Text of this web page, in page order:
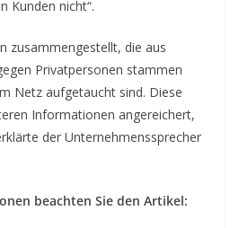
Kunden nicht“.
zusammengestellt, die aus
Privatpersonen stammen
Netz aufgetaucht sind. Diese
Informationen angereichert,
der Unternehmenssprecher
beachten Sie den Artikel: